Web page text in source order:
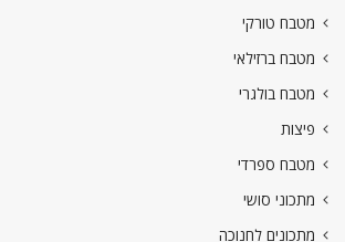
מטבח טורקי
מטבח ברזילאי
מטבח בולגרי
פיצות
מטבח ספרדי
מתכוני סושי
מתכונים לחנוכה